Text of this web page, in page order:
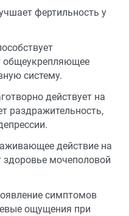
фертильность у
систему.
действует на
раздражительность,
действие на
мочеполовой
симптомов
ощущения при